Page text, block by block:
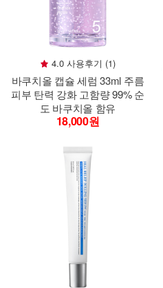
4.0 사용후기 (1)
바쿠치올 캡슐 세럼 33ml 주름
피부 탄력 강화 고함량 99% 순
도 바쿠치올 함유
18,000원